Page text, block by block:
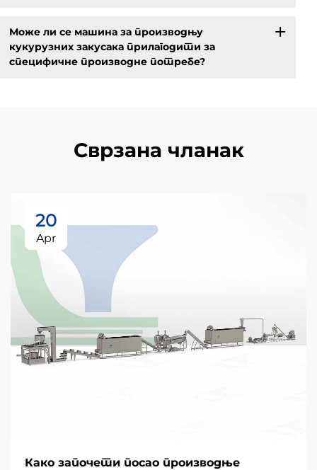
Може ли се машина за производњу
кукурузних закусака прилагодити за
специфичне производне потребе?
Сврзана чланак
20
Apr
Како започети посао производње